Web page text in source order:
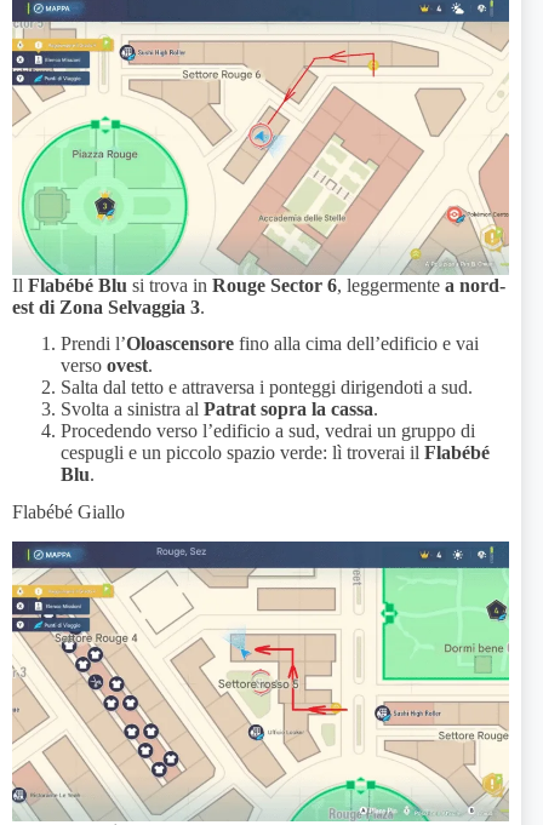
Il Flabébé Blu si trova in Rouge Sector 6, leggermente a nord-
est di Zona Selvaggia 3.
Prendi l’Oloascensore fino alla cima dell’edificio e vai
verso ovest.
Salta dal tetto e attraversa i ponteggi dirigendoti a sud.
Svolta a sinistra al Patrat sopra la cassa.
Procedendo verso l’edificio a sud, vedrai un gruppo di
cespugli e un piccolo spazio verde: lì troverai il Flabébé
Blu.
Flabébé Giallo